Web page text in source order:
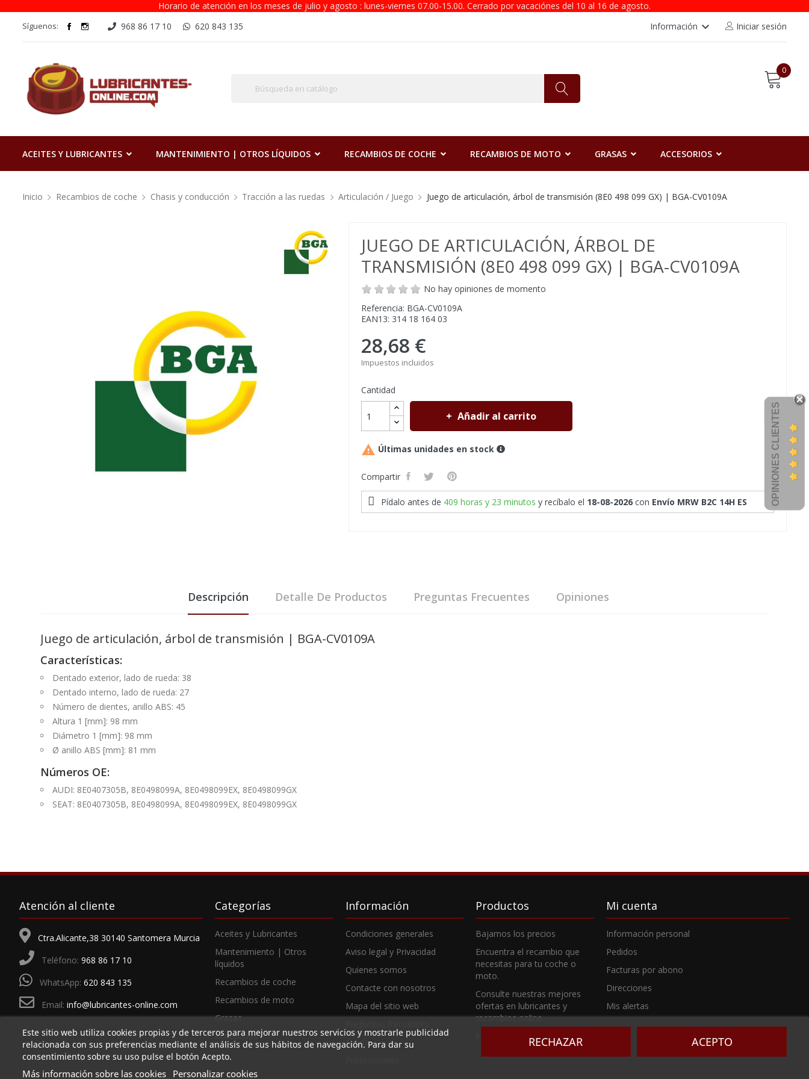
Horario de atención en los meses de julio y agosto : lunes-viernes 07.00-15.00. Cerrado por vacaciónes del 10 al 16 de agosto.
Síguenos: 968 86 17 10 620 843 135 Iniciar sesión
Información keyboard_arrow_down
0
ACEITES Y LUBRICANTES MANTENIMIENTO | OTROS LÍQUIDOS RECAMBIOS DE COCHE RECAMBIOS DE MOTO GRASAS ACCESORIOS
Inicio Recambios de coche Chasis y conducción Tracción a las ruedas Articulación / Juego Juego de articulación, árbol de transmisión (8E0 498 099 GX) | BGA-CV0109A
JUEGO DE ARTICULACIÓN, ÁRBOL DE
TRANSMISIÓN (8E0 498 099 GX) | BGA-CV0109A
No hay opiniones de momento
Referencia: BGA-CV0109A
EAN13: 314 18 164 03
28,68 €
Impuestos incluidos
Cantidad
Añadir al carrito
 Últimas unidades en stock
Compartir
Pídalo antes de 409 horas y 23 minutos y recíbalo el 18-08-2026 con Envío MRW B2C 14H ES
Descripción Detalle De Productos Preguntas Frecuentes Opiniones
Juego de articulación, árbol de transmisión | BGA-CV0109A
Características:
Dentado exterior, lado de rueda: 38
Dentado interno, lado de rueda: 27
Número de dientes, anillo ABS: 45
Altura 1 [mm]: 98 mm
Diámetro 1 [mm]: 98 mm
Ø anillo ABS [mm]: 81 mm
Números OE:
AUDI: 8E0407305B, 8E0498099A, 8E0498099EX, 8E0498099GX
SEAT: 8E0407305B, 8E0498099A, 8E0498099EX, 8E0498099GX
Atención al cliente
Ctra.Alicante,38 30140 Santomera Murcia
Teléfono: 968 86 17 10
WhatsApp: 620 843 135
Email: info@lubricantes-online.com
Categorías
Aceites y Lubricantes
Mantenimiento | Otros
líquidos
Recambios de coche
Recambios de moto
Grasas
Accesorios
Información
Condiciones generales
Aviso legal y Privacidad
Quienes somos
Contacte con nosotros
Mapa del sitio web
Ayuda
Productos
Bajamos los precios
Encuentra el recambio que
necesitas para tu coche o
moto.
Consulte nuestras mejores
ofertas en lubricantes y
recambios online
Mi cuenta
Información personal
Pedidos
Facturas por abono
Direcciones
Mis alertas
Este sitio web utiliza cookies propias y de terceros para mejorar nuestros servicios y mostrarle publicidad
relacionada con sus preferencias mediante el análisis de sus hábitos de navegación. Para dar su
consentimiento sobre su uso pulse el botón Acepto.
Más información sobre las cookies Personalizar cookies
RECHAZAR ACEPTO
OPINIONES CLIENTES